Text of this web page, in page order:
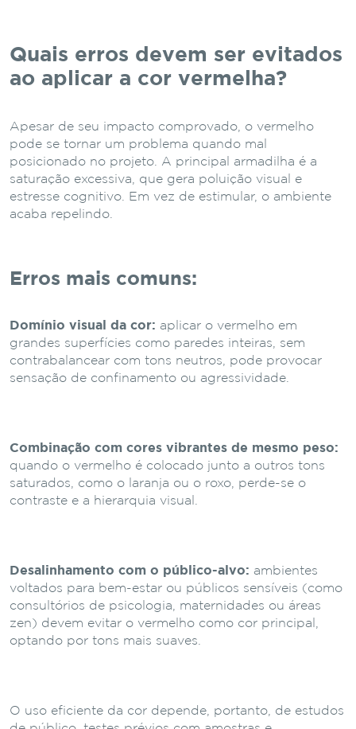
Quais erros devem ser evitados
ao aplicar a cor vermelha?
Apesar de seu impacto comprovado, o vermelho
pode se tornar um problema quando mal
posicionado no projeto. A principal armadilha é a
saturação excessiva, que gera poluição visual e
estresse cognitivo. Em vez de estimular, o ambiente
acaba repelindo.
Erros mais comuns:
Domínio visual da cor: aplicar o vermelho em
grandes superfícies como paredes inteiras, sem
contrabalancear com tons neutros, pode provocar
sensação de confinamento ou agressividade.
Combinação com cores vibrantes de mesmo peso:
quando o vermelho é colocado junto a outros tons
saturados, como o laranja ou o roxo, perde-se o
contraste e a hierarquia visual.
Desalinhamento com o público-alvo: ambientes
voltados para bem-estar ou públicos sensíveis (como
consultórios de psicologia, maternidades ou áreas
zen) devem evitar o vermelho como cor principal,
optando por tons mais suaves.
O uso eficiente da cor depende, portanto, de estudos